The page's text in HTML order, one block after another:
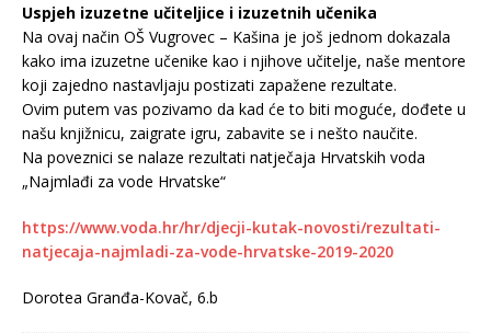
Uspjeh izuzetne učiteljice i izuzetnih učenika
Na ovaj način OŠ Vugrovec – Kašina je još jednom dokazala
kako ima izuzetne učenike kao i njihove učitelje, naše mentore
koji zajedno nastavljaju postizati zapažene rezultate.
Ovim putem vas pozivamo da kad će to biti moguće, dođete u
našu knjižnicu, zaigrate igru, zabavite se i nešto naučite.
Na poveznici se nalaze rezultati natječaja Hrvatskih voda
„Najmlađi za vode Hrvatske“
https://www.voda.hr/hr/djecji-kutak-novosti/rezultati-
natjecaja-najmladi-za-vode-hrvatske-2019-2020
Dorotea Granđa-Kovač, 6.b